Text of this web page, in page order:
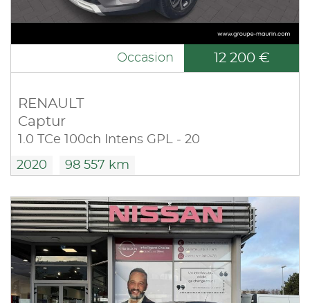
Occasion 12 200 €
RENAULT
Captur
1.0 TCe 100ch Intens GPL - 20
2020 98 557 km